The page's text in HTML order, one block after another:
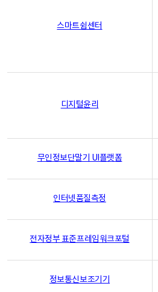
스마트쉼센터
디지털윤리
무인정보단말기 UI플랫폼
인터넷품질측정
전자정부 표준프레임워크포털
정보통신보조기기